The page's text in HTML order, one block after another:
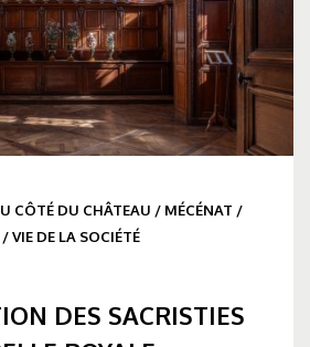
CÔTÉ DU CHÂTEAU / MÉCÉNAT /
/VIE DE LA SOCIÉTÉ
DES SACRISTIES